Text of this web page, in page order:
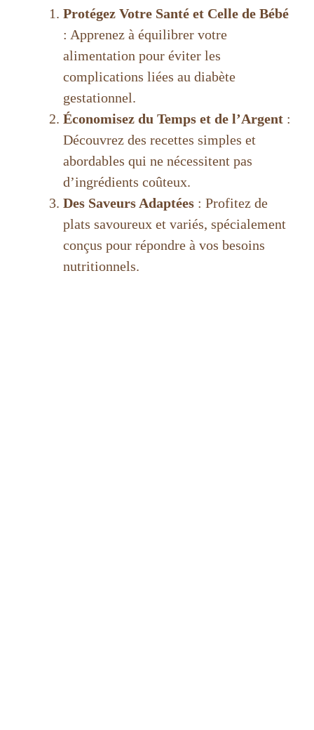
y
V
d
e
o
Protégez Votre Santé et Celle de Bébé
: Apprenez à équilibrer votre
alimentation pour éviter les
complications liées au diabète
gestationnel.
Économisez du Temps et de l’Argent :
Découvrez des recettes simples et
abordables qui ne nécessitent pas
d’ingrédients coûteux.
Des Saveurs Adaptées : Profitez de
plats savoureux et variés, spécialement
conçus pour répondre à vos besoins
nutritionnels.